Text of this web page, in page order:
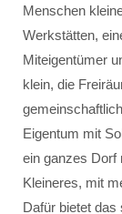
Menschen
Werkstätten,
Miteigentümer
klein, die
Eigentum mit
ein ganzes Dorf
Kleineres, mit
Dafür bietet das